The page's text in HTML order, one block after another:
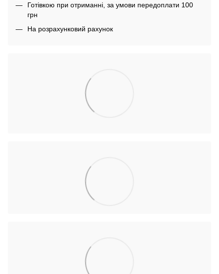
Готівкою при отриманні, за умови передоплати 100
грн
На розрахунковий рахунок